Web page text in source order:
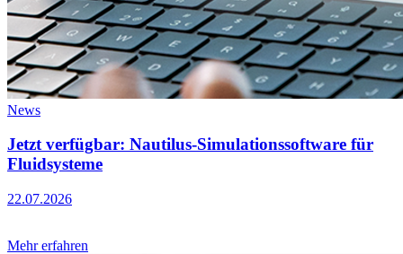
News
Jetzt verfügbar: Nautilus-Simulationssoftware für
Fluidsysteme
22.07.2026
Mehr erfahren